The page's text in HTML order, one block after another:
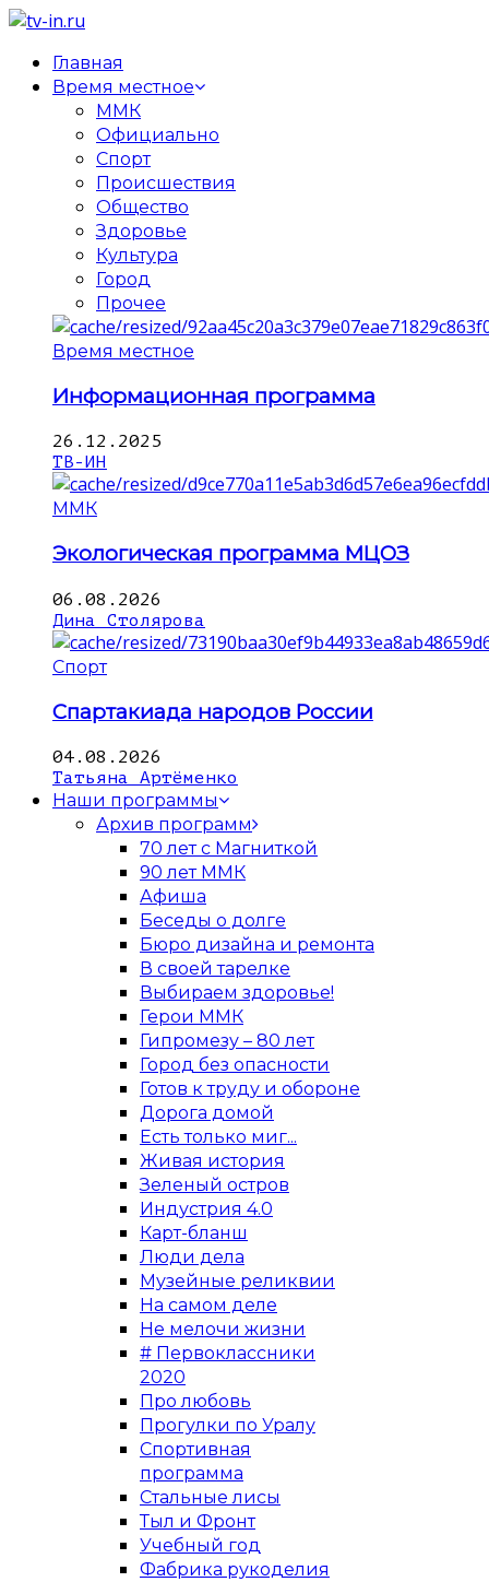
Главная
Время местное
ММК
Официально
Спорт
Происшествия
Общество
Здоровье
Культура
Город
Прочее
Время местное
Информационная программа
26.12.2025
ТВ-ИН
ММК
Экологическая программа МЦОЗ
06.08.2026
Дина Столярова
Спорт
Спартакиада народов России
04.08.2026
Татьяна Артёменко
Наши программы
Архив программ
70 лет с Магниткой
90 лет ММК
Афиша
Беседы о долге
Бюро дизайна и ремонта
В своей тарелке
Выбираем здоровье!
Герои ММК
Гипромезу – 80 лет
Город без опасности
Готов к труду и обороне
Дорога домой
Есть только миг...
Живая история
Зеленый остров
Индустрия 4.0
Карт-бланш
Люди дела
Музейные реликвии
На самом деле
Не мелочи жизни
# Первоклассники
2020
Про любовь
Прогулки по Уралу
Спортивная
программа
Стальные лисы
Тыл и Фронт
Учебный год
Фабрика рукоделия